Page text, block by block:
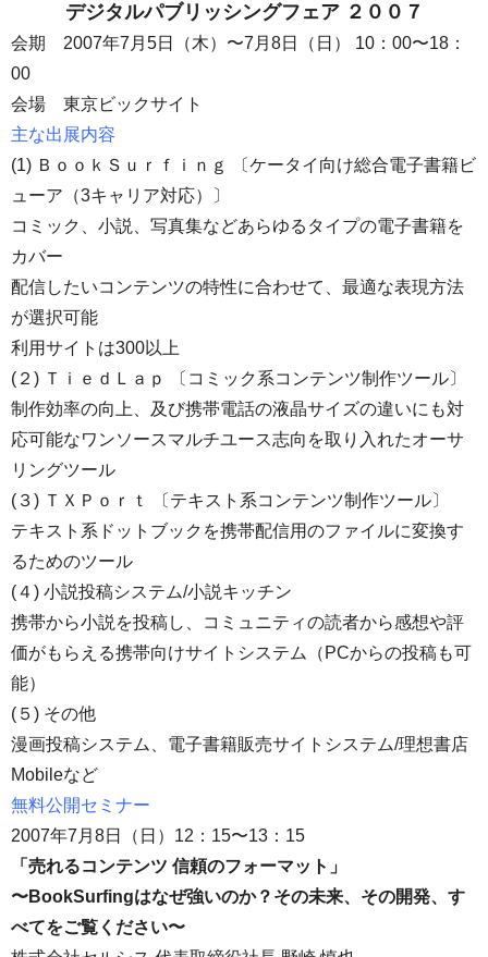
デジタルパブリッシングフェア ２００７
会期 2007年7月5日（木）〜7月8日（日） 10：00〜18：
00
会場 東京ビックサイト
主な出展内容
(1) ＢｏｏｋＳｕｒｆｉｎｇ 〔ケータイ向け総合電子書籍ビ
ューア（3キャリア対応）〕
コミック、小説、写真集などあらゆるタイプの電子書籍を
カバー
配信したいコンテンツの特性に合わせて、最適な表現方法
が選択可能
利用サイトは300以上
(２) ＴｉｅｄＬａｐ 〔コミック系コンテンツ制作ツール〕
制作効率の向上、及び携帯電話の液晶サイズの違いにも対
応可能なワンソースマルチユース志向を取り入れたオーサ
リングツール
(３) ＴＸＰｏｒｔ 〔テキスト系コンテンツ制作ツール〕
テキスト系ドットブックを携帯配信用のファイルに変換す
るためのツール
(４) 小説投稿システム/小説キッチン
携帯から小説を投稿し、コミュニティの読者から感想や評
価がもらえる携帯向けサイトシステム（PCからの投稿も可
能）
(５) その他
漫画投稿システム、電子書籍販売サイトシステム/理想書店
Mobileなど
無料公開セミナー
2007年7月8日（日）12：15〜13：15
「売れるコンテンツ 信頼のフォーマット」
〜BookSurfingはなぜ強いのか？その未来、その開発、す
べてをご覧ください〜